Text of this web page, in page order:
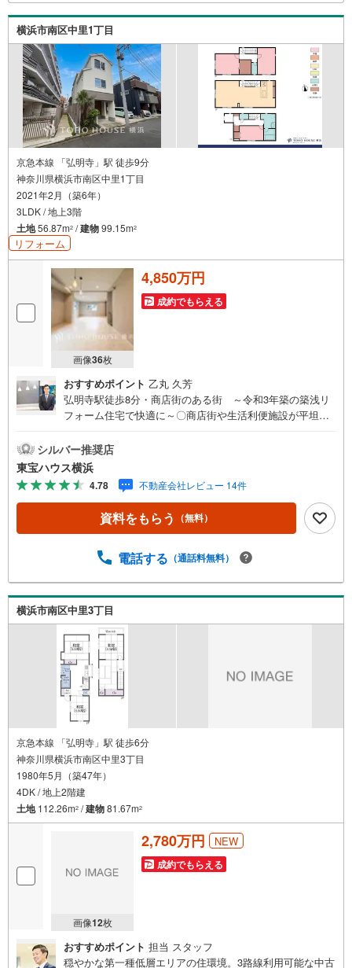
画や、住宅ローンのご相談など。○キッズスペースもご用意
しております○お車の無料提携駐車場がございます詳しくは
営業スタッフよりお伝えさせて頂きます。なんでもお気軽
にお申し付けくださいませ。
横浜市南区中里1丁目
京急本線 「弘明寺」駅 徒歩9分
神奈川県横浜市南区中里1丁目
2021年2月（築6年）
3LDK / 地上3階
土地56.87m2 /建物99.15m2
リフォーム
画像36枚
4,850万円
成約でもらえる
おすすめポイント 乙丸 久芳
弘明寺駅徒歩8分・商店街のある街 ～令和3年築の築浅リ
フォーム住宅で快適に～〇商店街や生活利便施設が平坦徒
ォークインクローゼット付き＝＝＝＝＝＝＝＝＝＝＝＝＝
＝＝提携銀行 横浜銀行利用可変動金利35年の場合 金
利 0.920％（諸条件あり）横浜銀行 提携金利＝＝＝＝＝
＝＝＝＝＝＝＝＝＝＝・年齢制限/20歳以上65歳以下で完済
時満80歳未満の方・返済期間/35年・利率/年利0.92％ （変
動金利の場合）※店頭金利より当初期間 -2.205％（35年）
2％に消費税を加算した金額※金利は2026年4月時点のもの
金利は年2回見直しされ、5年ごとに調整されます（ただ
し、前返済額の1.25倍が限度）
シルバー推奨店
東宝ハウス横浜
4.78 不動産会社レビュー 14件
資料をもらう （無料）
電話する （通話料無料）
横浜市南区中里3丁目
京急本線 「弘明寺」駅 徒歩6分
神奈川県横浜市南区中里3丁目
1980年5月（築47年）
4DK / 地上2階建
土地112.26m2 /建物81.67m2
画像12枚
2,780万円 NEW
成約でもらえる
おすすめポイント 担当 スタッフ
穏やかな第一種低層エリアの住環境。3路線利用可能な中古